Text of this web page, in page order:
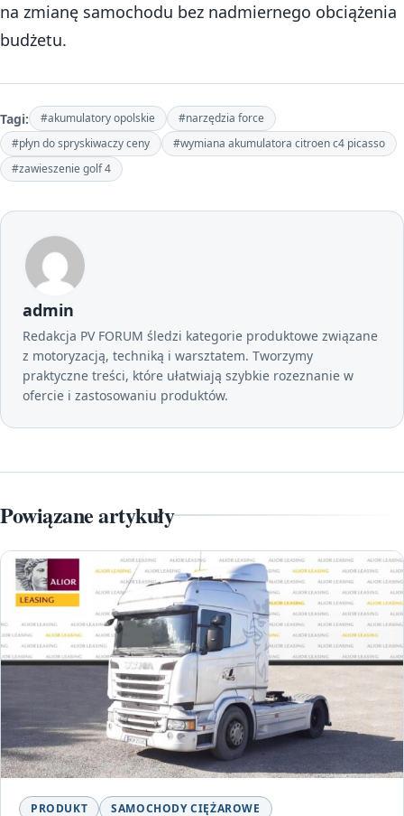
na zmianę samochodu bez nadmiernego obciążenia
budżetu.
Tagi: #akumulatory opolskie
#narzędzia force
#płyn do spryskiwaczy ceny
#wymiana akumulatora citroen c4 picasso
#zawieszenie golf 4
admin
Redakcja PV FORUM śledzi kategorie produktowe związane
z motoryzacją, techniką i warsztatem. Tworzymy
praktyczne treści, które ułatwiają szybkie rozeznanie w
ofercie i zastosowaniu produktów.
Powiązane artykuły
PRODUKT SAMOCHODY CIĘŻAROWE